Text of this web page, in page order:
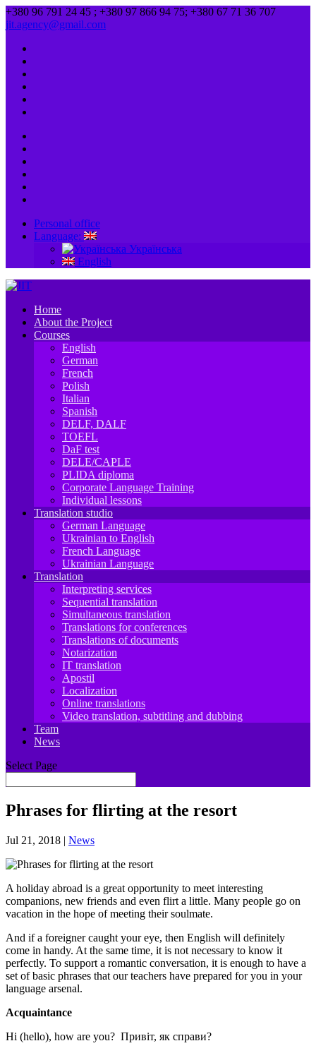
+380 96 791 24 45 ; +380 97 866 94 75; +380 67 71 36 707
jit.agency@gmail.com
Personal office
Language:
Українська
English
Home
About the Project
Courses
English
German
French
Polish
Italian
Spanish
DELF, DALF
TOEFL
DaF test
DELE/CAPLE
PLIDA diploma
Corporate Language Training
Individual lessons
Translation studio
German Language
Ukrainian to English
French Language
Ukrainian Language
Translation
Interpreting services
Sequential translation
Simultaneous translation
Translations for conferences
Translations of documents
Notarization
IT translation
Apostil
Localization
Online translations
Video translation, subtitling and dubbing
Team
News
Select Page
Phrases for flirting at the resort
Jul 21, 2018 | News
A holiday abroad is a great opportunity to meet interesting
companions, new friends and even flirt a little. Many people go on
vacation in the hope of meeting their soulmate.
And if a foreigner caught your eye, then English will definitely
come in handy. At the same time, it is not necessary to know it
perfectly. To support a romantic conversation, it is enough to have a
set of basic phrases that our teachers have prepared for you in your
language arsenal.
Acquaintance
Hi (hello), how are you? Привіт, як справи?